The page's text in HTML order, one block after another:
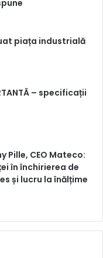
piața industrială
– specificații
Pille, CEO Mateco:
în închirierea de
și lucru la înălțime